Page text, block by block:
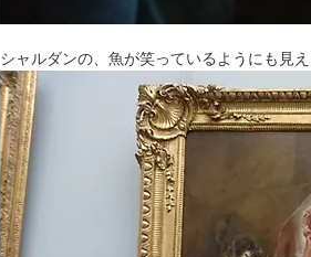
シャルダンの、魚が笑っているようにも見